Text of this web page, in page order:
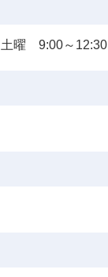
曜 9:00～12:30